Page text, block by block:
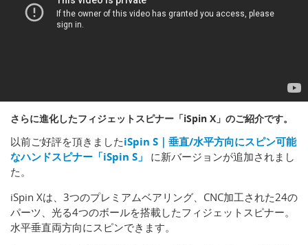
さらに進化したフィジェットスピナー「iSpin X」のご紹介です。
以前ご好評を頂きましたiSpin S｜垂直/水平方向にスピン可能
なハンドスピナー「iSpin S」
に新バージョンが追加されまし
た。
iSpin Xは、3つのプレミアムベアリング、CNC加工された24の
パーツ、光る4つのボールを搭載したフィジェットスピナー。
水平垂直両方向にスピンできます。